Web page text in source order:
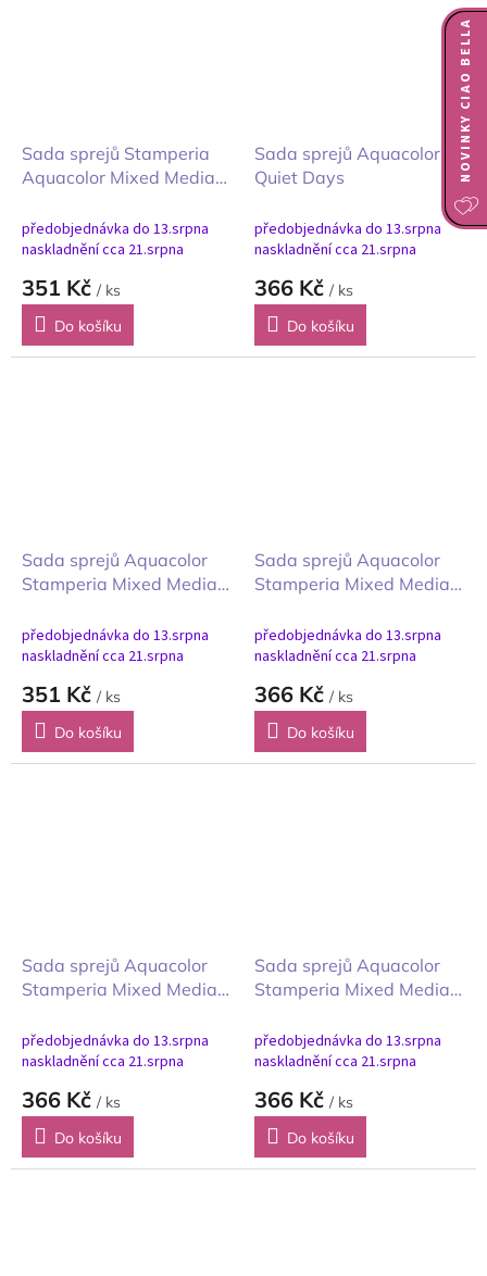
Sada sprejů Stamperia
Aquacolor Mixed Media
herbář 3ks
předobjednávka do 13.srpna
naskladnění cca 21.srpna
351 Kč / ks
Do košíku
Sada sprejů Aquacolor
Quiet Days
předobjednávka do 13.srpna
naskladnění cca 21.srpna
366 Kč / ks
Do košíku
Sada sprejů Aquacolor
Stamperia Mixed Media
přátelé 3ks
předobjednávka do 13.srpna
naskladnění cca 21.srpna
351 Kč / ks
Do košíku
Sada sprejů Aquacolor
Stamperia Mixed Media
šeptající lesy 3ks
předobjednávka do 13.srpna
naskladnění cca 21.srpna
366 Kč / ks
Do košíku
Sada sprejů Aquacolor
Stamperia Mixed Media
dům 3ks
předobjednávka do 13.srpna
naskladnění cca 21.srpna
366 Kč / ks
Do košíku
Sada sprejů Aquacolor
Stamperia Mixed Media
Vánoce 3ks
předobjednávka do 13.srpna
naskladnění cca 21.srpna
366 Kč / ks
Do košíku
NOVINKY CIAO BELLA